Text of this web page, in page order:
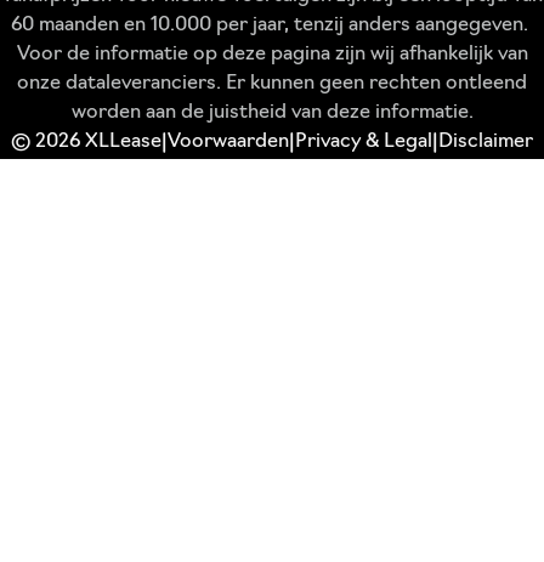
60 maanden en 10.000 per jaar, tenzij anders aangegeven.
Voor de informatie op deze pagina zijn wij afhankelijk van
onze dataleveranciers. Er kunnen geen rechten ontleend
worden aan de juistheid van deze informatie.
© 2026 XLLease Voorwaarden Privacy & Legal Disclaimer